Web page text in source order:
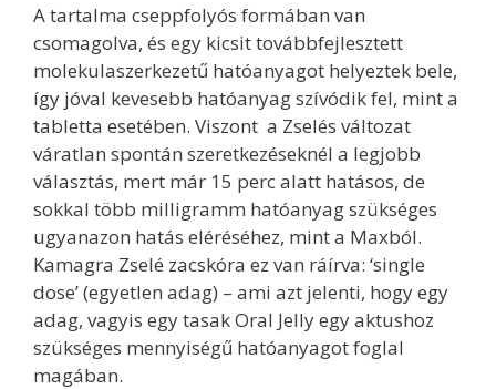
A tartalma cseppfolyós formában van
csomagolva, és egy kicsit továbbfejlesztett
molekulaszerkezetű hatóanyagot helyeztek bele,
így jóval kevesebb hatóanyag szívódik fel, mint a
tabletta esetében. Viszont a Zselés változat
váratlan spontán szeretkezéseknél a legjobb
választás, mert már 15 perc alatt hatásos, de
sokkal több milligramm hatóanyag szükséges
ugyanazon hatás eléréséhez, mint a Maxból.
Kamagra Zselé zacskóra ez van ráírva: ‘single
dose’ (egyetlen adag) – ami azt jelenti, hogy egy
adag, vagyis egy tasak Oral Jelly egy aktushoz
szükséges mennyiségű hatóanyagot foglal
magában.